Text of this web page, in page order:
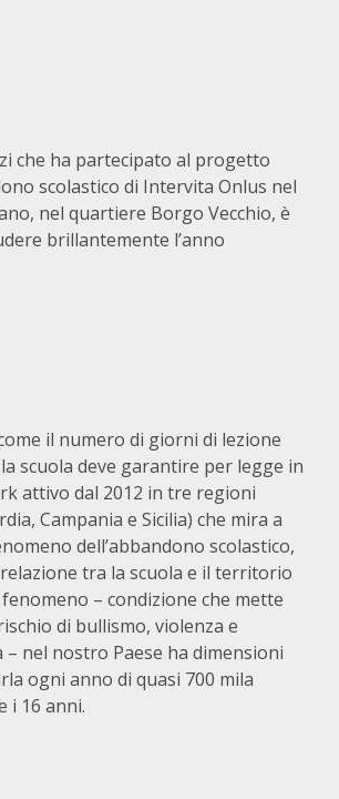
che ha partecipato al progetto
scolastico di Intervita Onlus nel
nel quartiere Borgo Vecchio, è
brillantemente l’anno
il numero di giorni di lezione
scuola deve garantire per legge in
attivo dal 2012 in tre regioni
Campania e Sicilia) che mira a
dell’abbandono scolastico,
tra la scuola e il territorio
– condizione che mette
di bullismo, violenza e
nel nostro Paese ha dimensioni
ogni anno di quasi 700 mila
i 16 anni.